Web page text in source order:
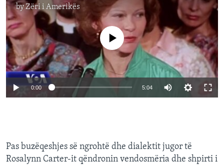
byZëri i Amerikës
No media source currently available
0:00 5:04
Pas buzëqeshjes së ngrohtë dhe dialektit jugor të
Rosalynn Carter-it qëndronin vendosmëria dhe shpirti i